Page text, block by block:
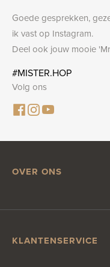
Goede gesprekken,
ik vast op Instagram.
Deel ook jouw mooie
#MISTER.HOP
Volg ons
OVER ONS
Vacatures
KLANTENSERVICE